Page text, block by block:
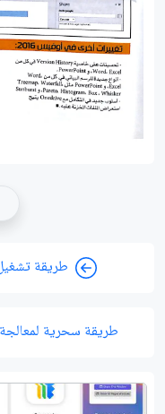
طريقة تشغيل
طريقة سحرية